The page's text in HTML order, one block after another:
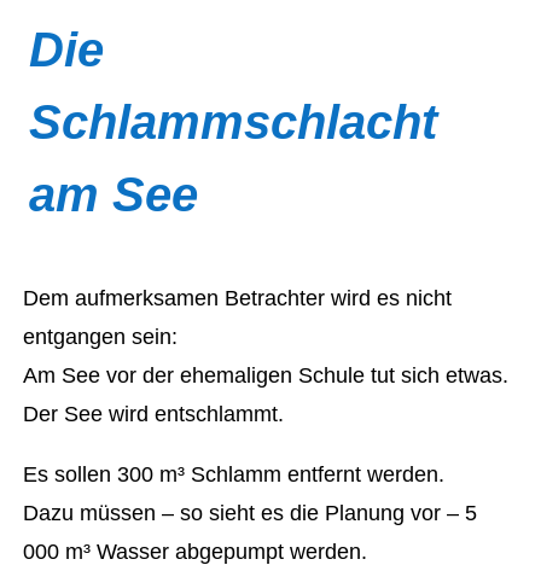
Die
Schlammschlacht
am See
Dem aufmerksamen Betrachter wird es nicht
entgangen sein:
Am See vor der ehemaligen Schule tut sich etwas.
Der See wird entschlammt.
Es sollen 300 m³ Schlamm entfernt werden.
Dazu müssen – so sieht es die Planung vor – 5
000 m³ Wasser abgepumpt werden.